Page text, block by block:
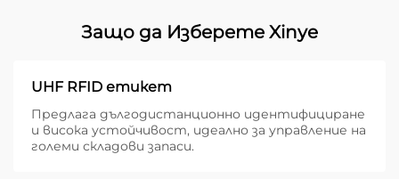
Защо да Изберете Xinye
UHF RFID етикет
Предлага дългодистанционно идентифициране
и висока устойчивост, идеално за управление на
големи складови запаси.